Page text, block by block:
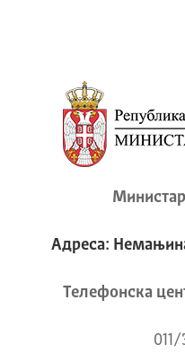
Адреса:
Телeфонска